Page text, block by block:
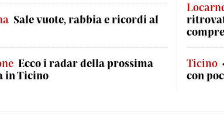
Sale vuote, rabbia e ricordi al
Ecco i radar della prossima
in Ticino
Ticino
con